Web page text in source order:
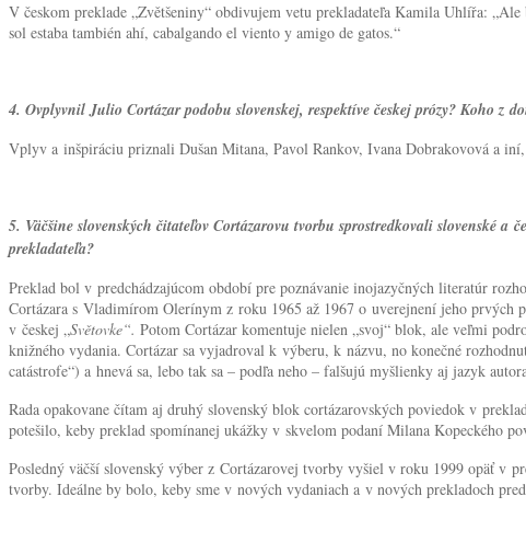
V českom preklade „Zvětšeniny“ obdivujem vetu prekladateľa Kamila Uhlířa:
sol estaba también ahí, cabalgando el viento y amigo de gatos.“
4. Ovplyvnil Julio Cortázar podobu slovenskej, respektíve českej prózy? Koho z
Vplyv a inšpiráciu priznali Dušan Mitana, Pavol Rankov, Ivana Dobrakovová a
5. Väčšine slovenských čitateľov Cortázarovu tvorbu sprostredkovali slovenské
prekladateľa?
Preklad bol v predchádzajúcom období pre poznávanie inojazyčných literatúr
Cortázara s Vladimírom Olerínym z roku 1965 až 1967 o uverejnení jeho prvých
v českej „Světovke“. Potom Cortázar komentuje nielen „svoj“ blok, ale veľmi
knižného vydania. Cortázar sa vyjadroval k výberu, k názvu, no konečné
catástrofe“) a hnevá sa, lebo tak sa – podľa neho – falšujú myšlienky aj jazyk
Rada opakovane čítam aj druhý slovenský blok cortázarovských poviedok v
potešilo, keby preklad spomínanej ukážky v skvelom podaní Milana Kopeckého
Posledný väčší slovenský výber z Cortázarovej tvorby vyšiel v roku 1999 opäť v
tvorby. Ideálne by bolo, keby sme v nových vydaniach a v nových prekladoch